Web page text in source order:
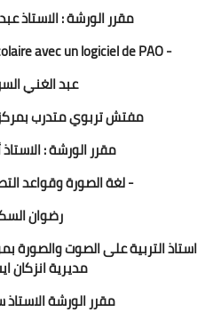
مقرر الورشة : الاستاذ
- Concevoir un journal scolaire avec un logiciel de PAO
عبد الغني
مفتش تربوي متدرب
مقرر الورشة :
- لغة الصورة وقواعد
رضوان
استاذ التربية على الصوت والصورة
مديرية انزكان
مقرر الورشة